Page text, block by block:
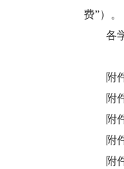
费”）。
各学
附
附
附
附
附